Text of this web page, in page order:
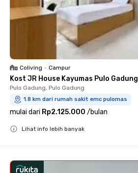
Coliving • Campur
Kost JR House Kayumas Pulo Gadung
Pulo Gadung, Pulo Gadung
1.8 km dari rumah sakit emc pulomas
mulai dari Rp2.125.000 /bulan
Lihat info lebih banyak